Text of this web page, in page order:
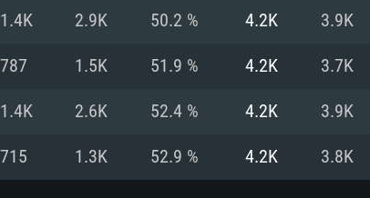
Network: Internet de banda larga.
Disco: 60,2 GB
Vulkan.
Network: Internet de banda larga.
Disco: 60,2 GB
1.4K 2.9K 50.2 % 4.2K 3.9K
787 1.5K 51.9 % 4.2K 3.7K
1.4K 2.6K 52.4 % 4.2K 3.9K
715 1.3K 52.9 % 4.2K 3.8K